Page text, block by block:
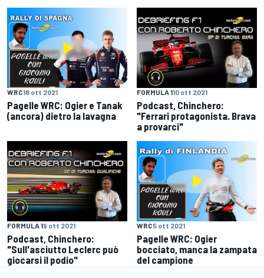
WRC18 ott 2021
Pagelle WRC: Ogier e Tanak
(ancora) dietro la lavagna
FORMULA 110 ott 2021
Podcast, Chinchero:
"Ferrari protagonista. Brava
a provarci"
FORMULA 19 ott 2021
Podcast, Chinchero:
"Sull'asciutto Leclerc può
giocarsi il podio"
WRC5 ott 2021
Pagelle WRC: Ogier
bocciato, manca la zampata
del campione